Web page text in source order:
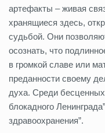
артефакты – живая
хранящиеся здесь,
судьбой. Они
осознать, что
в громкой славе или
преданности своему
духа. Среди
блокадного
здравоохранения”.